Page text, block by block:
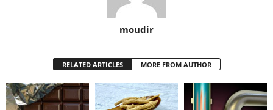
moudir
RELATED ARTICLES MORE FROM AUTHOR